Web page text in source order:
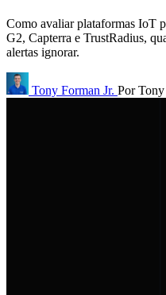
Como avaliar plataformas IoT
G2, Capterra e TrustRadius,
alertas ignorar.
Tony Forman Jr. Por Tony